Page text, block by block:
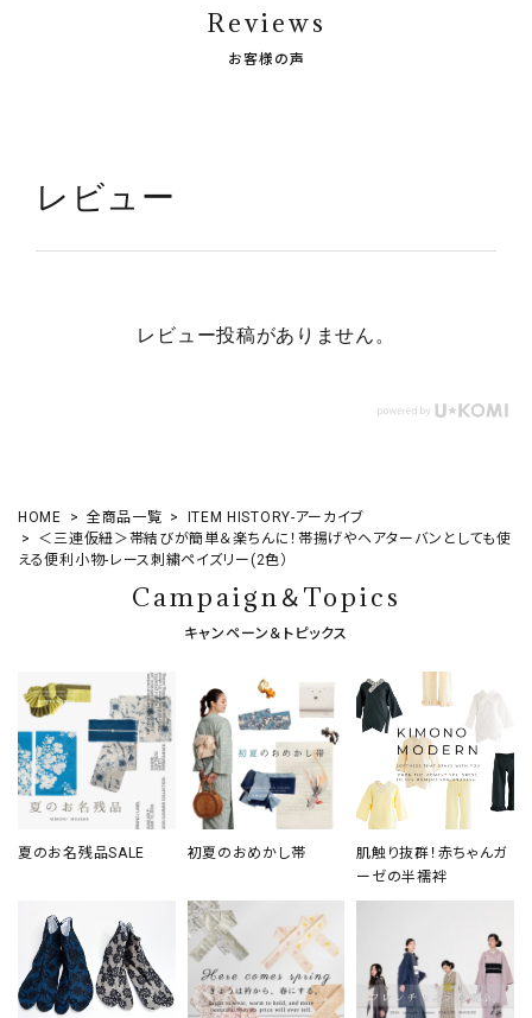
Reviews
お客様の声
レビュー
レビュー投稿がありません。
HOME 全商品一覧
ITEM HISTORY-アーカイブ
＜三連仮紐＞帯結びが簡単＆楽ちんに！帯揚げやヘアターバンとしても使
える便利小物-レース刺繍ペイズリー(2色）
Campaign＆Topics
キャンペーン＆トピックス
夏のお名残品SALE 初夏のおめかし帯
肌触り抜群！赤ちゃんガ
ーゼの半襦袢